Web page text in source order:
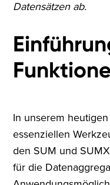
Datensätzen ab.
In unserem
essenziellen
den SUM und
für die